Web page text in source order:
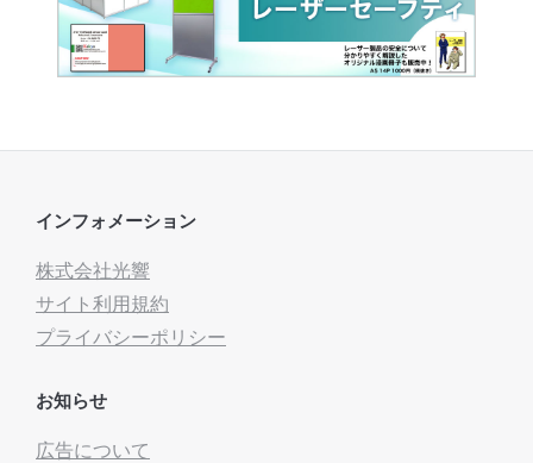
インフォメーション
株式会社光響
サイト利用規約
プライバシーポリシー
お知らせ
広告について